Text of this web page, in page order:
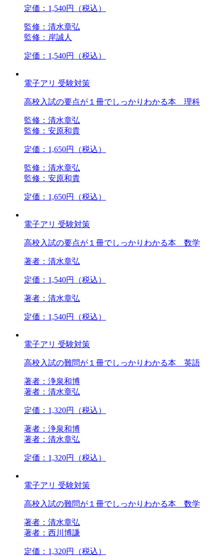
定価：1,540円（税込）
監修：清水章弘
監修：岸誠人
定価：1,540円（税込）
電子アリ 受験対策
高校入試の要点が１冊でしっかりわかる本 理科
監修：清水章弘
監修：安原和貴
定価：1,650円（税込）
監修：清水章弘
監修：安原和貴
定価：1,650円（税込）
電子アリ 受験対策
高校入試の要点が１冊でしっかりわかる本 数学
著者：清水章弘
定価：1,540円（税込）
著者：清水章弘
定価：1,540円（税込）
電子アリ 受験対策
高校入試の難問が１冊でしっかりわかる本 英語
著者：浄泉和博
著者：清水章弘
定価：1,320円（税込）
著者：浄泉和博
著者：清水章弘
定価：1,320円（税込）
電子アリ 受験対策
高校入試の難問が１冊でしっかりわかる本 数学
著者：清水章弘
著者：西川博謙
定価：1,320円（税込）